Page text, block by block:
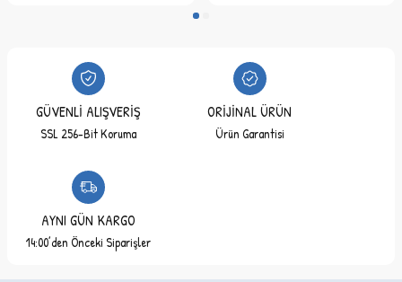
GÜVENLİ ALIŞVERİŞ
SSL 256-Bit Koruma
ORİJİNAL ÜRÜN
Ürün Garantisi
AYNI GÜN KARGO
14:00’den Önceki Siparişler